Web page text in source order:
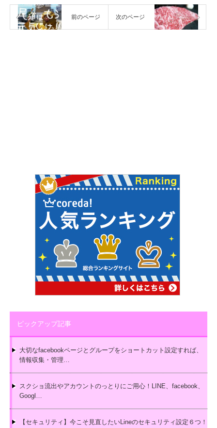
前のページ 次のページ
ピックアップ記事
大切なfacebookページとグループをショートカット設定すれば、
情報収集・管理…
スクショ流出やアカウントのっとりにご用心！LINE、facebook、
Googl…
【セキュリティ】今こそ見直したいLineのセキュリティ設定６つ！